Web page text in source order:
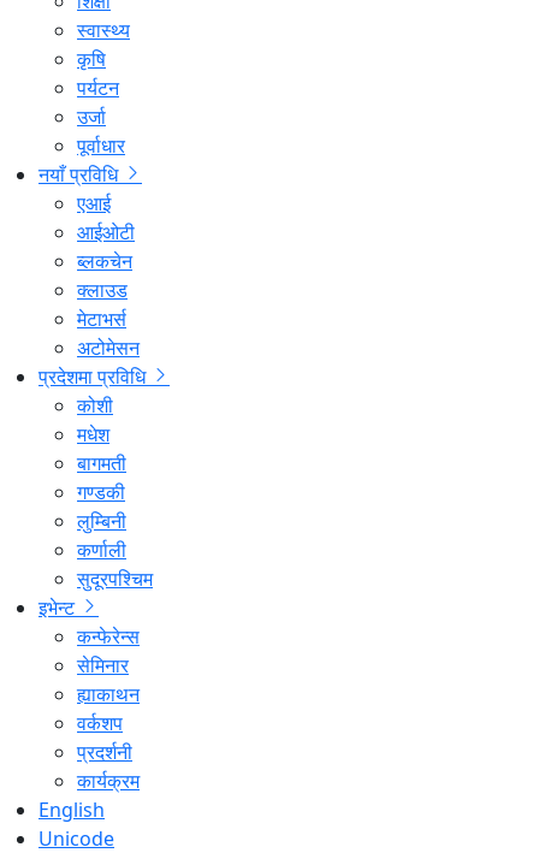
स्वास्थ्य
कृषि
पर्यटन
उर्जा
पूर्वाधार
नयाँ प्रविधि
एआई
आईओटी
ब्लकचेन
क्लाउड
मेटाभर्स
अटोमेसन
प्रदेशमा प्रविधि
कोशी
मधेश
बागमती
गण्डकी
लुम्बिनी
कर्णाली
सुदूरपश्चिम
इभेन्ट
कन्फेरेन्स
सेमिनार
ह्याकाथन
वर्कशप
प्रदर्शनी
कार्यक्रम
English
Unicode